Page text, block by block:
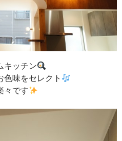
キッチン
色味をセレクト
々です